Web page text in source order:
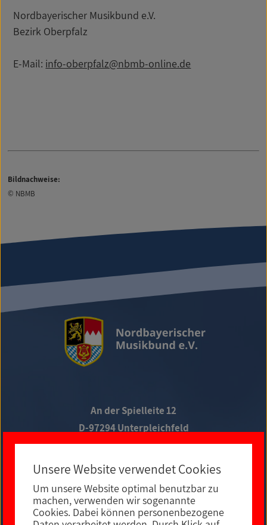
Nordbayerischer Musikbund e.V.
Bezirk Oberpfalz
E-Mail: info-oberpfalz@nbmb-online.de
Bildnachweise:
© NBMB
An der Spielleite 12
D-97294 Unterpleichfeld
Telefon +49 9367 988 689-0
Social Media
Unsere Website verwendet Cookies
Um unsere Website optimal benutzbar zu
machen, verwenden wir sogenannte
Cookies. Dabei können personenbezogene